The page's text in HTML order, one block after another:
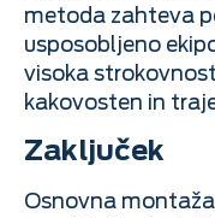
metoda zahteva
usposobljeno
visoka
kakovosten in
Zaključek
Osnovna